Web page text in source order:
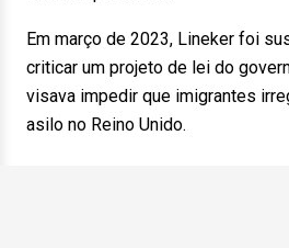
Em março de 2023, Lineker foi
criticar um projeto de lei do
visava impedir que imigrantes
asilo no Reino Unido.